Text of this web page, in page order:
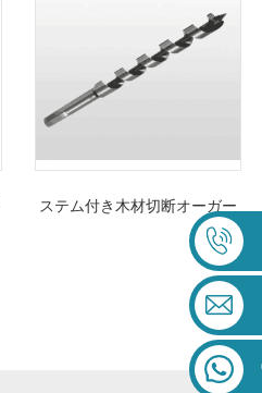
トを強くお勧めします
ステム付き木材切断オーガー
ドリルビットが熱い販売へ